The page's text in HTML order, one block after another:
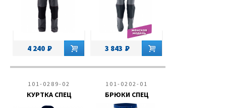
4 240 3 843
101-0289-02
КУРТКА СПЕЦ
101-0202-01
БРЮКИ СПЕЦ